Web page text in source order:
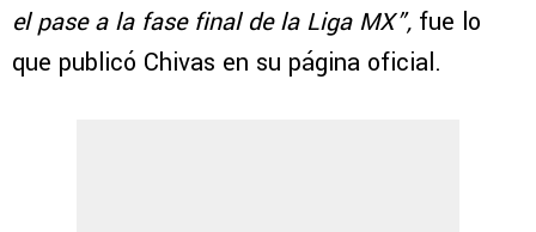
el pase a la fase final de la Liga MX”, fue lo
que publicó Chivas en su página oficial.